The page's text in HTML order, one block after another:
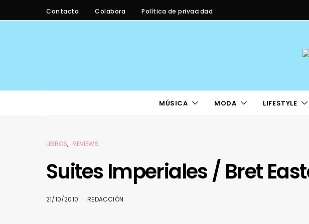
Contacta Colabora Política de privacidad
MÚSICA MODA LIFESTYLE
LIBROS REVIEWS
Suites Imperiales / Bret
21/10/2010 REDACCIÓN